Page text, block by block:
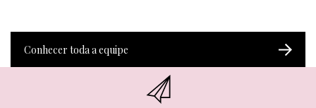
Conhecer toda a equipe